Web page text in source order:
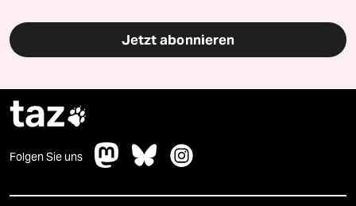
Jetzt abonnieren
taz
Folgen Sie uns